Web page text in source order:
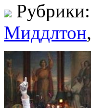
Рубрики:
Миддлтон,